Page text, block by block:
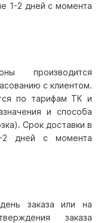
1-2 дней с момента
производится
с клиентом.
по тарифам ТК и
и способа
Срок доставки в
2 дней с момента
заказа или на
заказа